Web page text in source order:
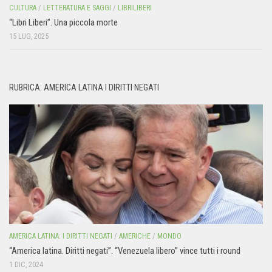
CULTURA / LETTERATURA E SAGGI / LIBRILIBERI
“Libri Liberi”. Una piccola morte
15 LUG, 2025
RUBRICA: AMERICA LATINA I DIRITTI NEGATI
AMERICA LATINA: I DIRITTI NEGATI / AMERICHE / MONDO
“America latina. Diritti negati”. “Venezuela libero” vince tutti i round
1 DIC, 2024